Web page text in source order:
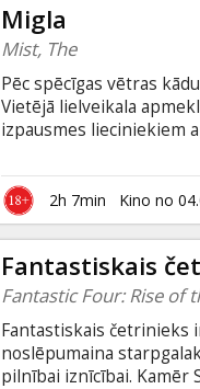
Migla
Mist, The
Pēc spēcīgas vētras
Vietējā lielveikala
izpausmes lieciniekiem
cilvēku grupu, kas
Drīz vien izrādās, ka
būtnēm... Filma
nosaukumu.
2h 7min Kino no
Fantastiskais
Fantastic Four: Rise of
Fantastiskais četrinieks
noslēpumaina
pilnībai iznīcībai. Kamēr